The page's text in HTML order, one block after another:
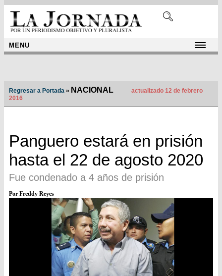
MENU
Regresar a Portada » NACIONAL
actualizado 12 de febrero
2016
Panguero estará en prisión
hasta el 22 de agosto 2020
Fue condenado a 4 años de prisión
Por Freddy Reyes